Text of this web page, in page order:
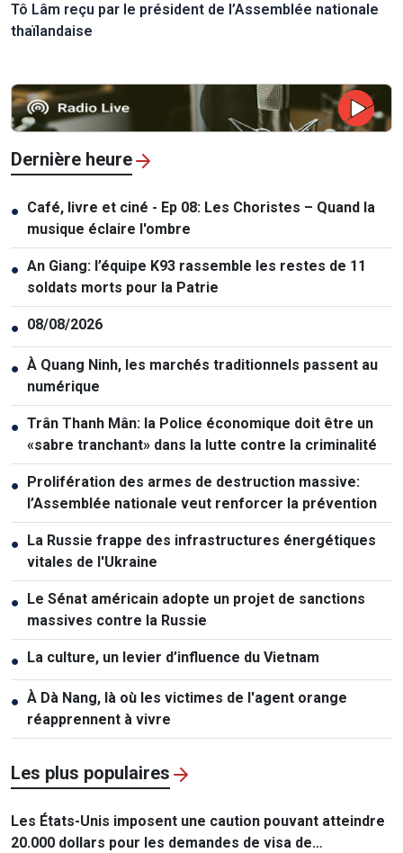
Tô Lâm reçu par le président de l’Assemblée nationale
thaïlandaise
Dernière heure
● Café, livre et ciné - Ep 08: Les Choristes – Quand la
musique éclaire l'ombre
● An Giang: l’équipe K93 rassemble les restes de 11
soldats morts pour la Patrie
● 08/08/2026
● À Quang Ninh, les marchés traditionnels passent au
numérique
● Trân Thanh Mân: la Police économique doit être un
«sabre tranchant» dans la lutte contre la criminalité
●
Prolifération des armes de destruction massive:
l’Assemblée nationale veut renforcer la prévention
●
La Russie frappe des infrastructures énergétiques
vitales de l'Ukraine
●
Le Sénat américain adopte un projet de sanctions
massives contre la Russie
● La culture, un levier d’influence du Vietnam
● À Dà Nang, là où les victimes de l'agent orange
réapprennent à vivre
Les plus populaires
Les États-Unis imposent une caution pouvant atteindre
20.000 dollars pour les demandes de visa de